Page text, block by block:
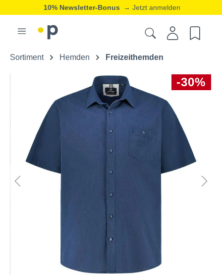
10% Newsletter-Bonus → Jetzt anmelden
Sortiment Hemden Freizeithemden
-30%